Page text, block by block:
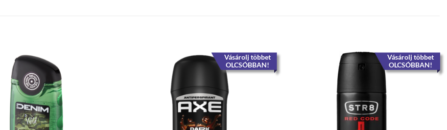
Vásárolj többet
OLCSÓBBAN!
Vásárolj többet
OLCSÓBBAN!